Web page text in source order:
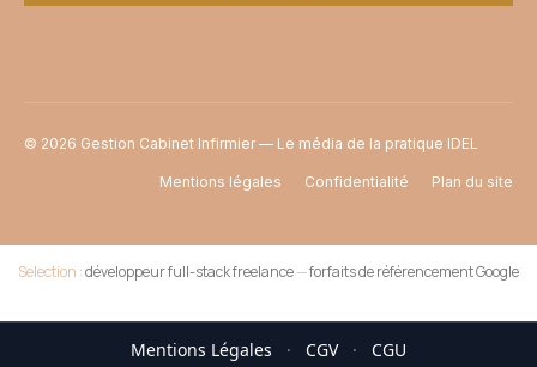
© 2026 Gestion Cabinet Infirmier — Le média de la pratique IDEL
Mentions légales Confidentialité Plan du site
Selection :développeur full-stack freelance—forfaits de référencement Google
Mentions Légales · CGV · CGU